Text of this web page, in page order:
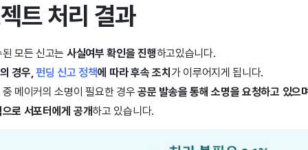
트 처리 결과
모든 신고는 사실여부 확인을 진행하고있습니다.
경우,펀딩 신고 정책에 따라 후속 조치 가 이루어지게 됩니다.
메이커의 소명이 필요한 경우공문 발송을 통해 소명을 요청하고 있으
로 서포터에게 공개하고 있습니다.